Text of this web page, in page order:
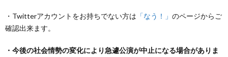
・Twitterアカウントをお持ちでない方は 「なう！」 のページからご
確認出来ます。
・今後の社会情勢の変化により急遽公演が中止になる場合がありま